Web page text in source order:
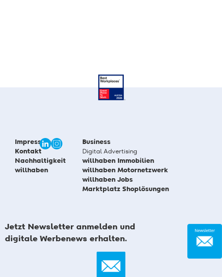
Impressum
Kontakt
Nachhaltigkeit
willhaben
Business
Digital Advertising
willhaben Immobilien
willhaben Motornetzwerk
willhaben Jobs
Marktplatz Shoplösungen
Jetzt Newsletter anmelden und
digitale Werbenews erhalten.